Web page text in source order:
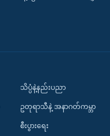
သိပ္ပံနဲ့နည်းပညာ
ဥတုရာသီနဲ့ အနာဂတ်ကမ္ဘာ
စီးပွားရေး